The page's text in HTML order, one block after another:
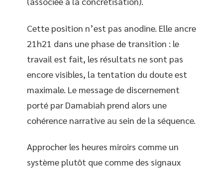
Cette position n’est pas anodine. Elle ancre
21h21 dans une phase de transition : le
travail est fait, les résultats ne sont pas
encore visibles, la tentation du doute est
maximale. Le message de discernement
porté par Damabiah prend alors une
cohérence narrative au sein de la séquence.
Approcher les heures miroirs comme un
système plutôt que comme des signaux